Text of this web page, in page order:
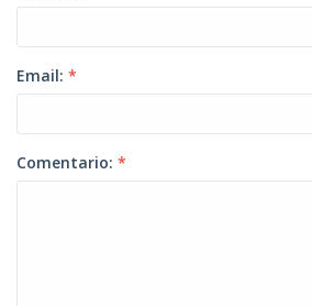
Email: *
Comentario: *